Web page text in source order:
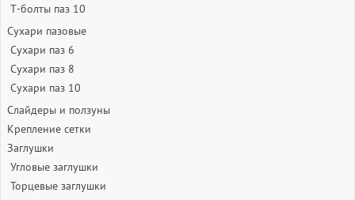
Т-болты паз 10
Сухари пазовые
Сухари паз 6
Сухари паз 8
Сухари паз 10
Слайдеры и ползуны
Крепление сетки
Заглушки
Угловые заглушки
Торцевые заглушки